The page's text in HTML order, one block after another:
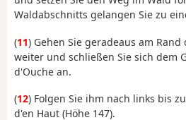
Waldabschnitts gelangen Sie zu
(11) Gehen Sie geradeaus am Rand
weiter und schließen Sie sich dem
d'Ouche an.
(12) Folgen Sie ihm nach links bis
d'en Haut (Höhe 147).